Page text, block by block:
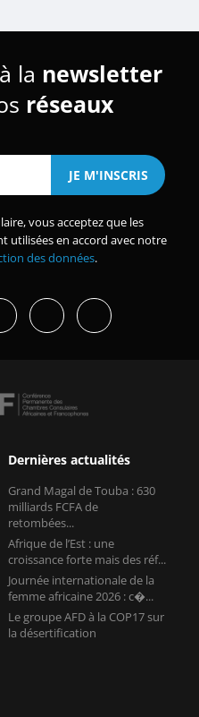
la newsletter
réseaux
vous acceptez que les
utilisées en accord avec notre
des données.
Dernières actualités
Grand Magal de Touba : 630
milliards FCFA de
retombées...
Afrique de l’Est : une
croissance forte mais des réf...
Journée internationale de la
femme africaine 2026 : c�...
Le groupe AFD à la COP17 sur
la désertification